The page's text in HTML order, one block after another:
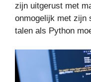
zijn uitgerust met
onmogelijk met zijn
talen als Python